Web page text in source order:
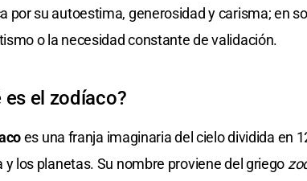
por su autoestima, generosidad y carisma; en
o la necesidad constante de validación.
es el zodíaco?
es una franja imaginaria del cielo dividida en
y los planetas. Su nombre proviene del griego